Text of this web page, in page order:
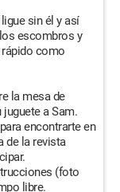
sin él y así
escombros y
rápido como
la mesa de
a Sam.
encontrarte en
de la revista
(foto
libre.